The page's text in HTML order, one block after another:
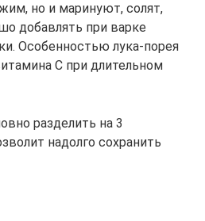
но и маринуют, солят,
добавлять при варке
Особенностью лука-порея
С при длительном
разделить на 3
надолго сохранить